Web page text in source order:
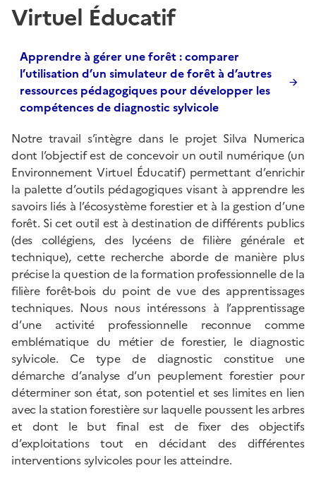
Virtuel Éducatif
Apprendre à gérer une forêt : comparer
l’utilisation d’un simulateur de forêt à d’autres
ressources pédagogiques pour développer les
compétences de diagnostic sylvicole
Notre travail s’intègre dans le projet Silva Numerica
dont l’objectif est de concevoir un outil numérique (un
Environnement Virtuel Éducatif) permettant d’enrichir
la palette d’outils pédagogiques visant à apprendre les
savoirs liés à l’écosystème forestier et à la gestion d’une
forêt. Si cet outil est à destination de différents publics
(des collégiens, des lycéens de filière générale et
technique), cette recherche aborde de manière plus
précise la question de la formation professionnelle de la
filière forêt-bois du point de vue des apprentissages
techniques. Nous nous intéressons à l’apprentissage
d’une activité professionnelle reconnue comme
emblématique du métier de forestier, le diagnostic
sylvicole. Ce type de diagnostic constitue une
démarche d’analyse d’un peuplement forestier pour
déterminer son état, son potentiel et ses limites en lien
avec la station forestière sur laquelle poussent les arbres
et dont le but final est de fixer des objectifs
d’exploitations tout en décidant des différentes
interventions sylvicoles pour les atteindre.